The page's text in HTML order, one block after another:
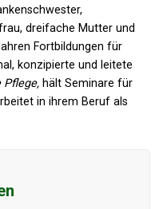
dreifache Mutter und
Fortbildungen für
konzipierte und leitete
Pflege, hält Seminare für
in ihrem Beruf als